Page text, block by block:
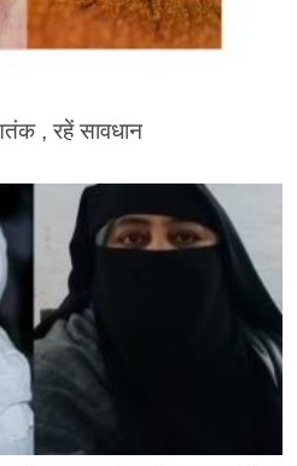
, रहें सावधान